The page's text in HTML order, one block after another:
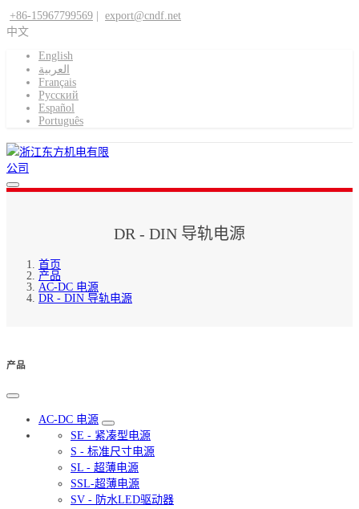
+86-15967799569
export@cndf.net
中文
English
العربية
Français
Pусский
Español
Português
DR - DIN 导轨电源
首页
产品
AC-DC 电源
DR - DIN 导轨电源
产品
AC-DC 电源
SE - 紧凑型电源
S - 标准尺寸电源
SL - 超薄电源
SSL-超薄电源
SV - 防水LED驱动器